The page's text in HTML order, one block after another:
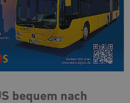
bequem nach